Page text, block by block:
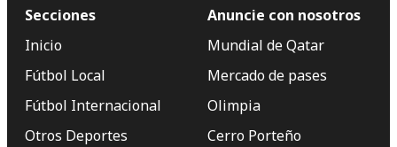
Secciones
Inicio
Fútbol Local
Fútbol Internacional
Otros Deportes
Anuncie con nosotros
Mundial de Qatar
Mercado de pases
Olimpia
Cerro Porteño